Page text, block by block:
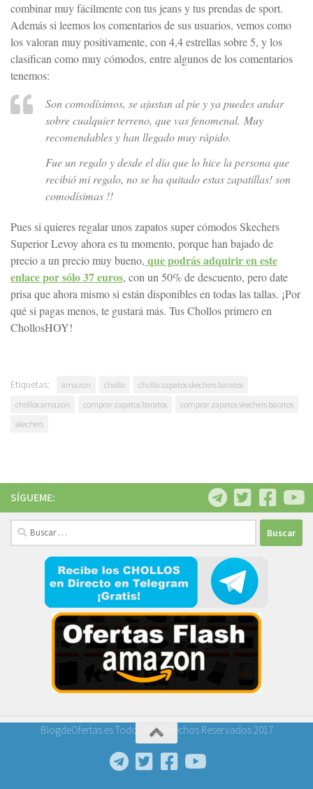
combinar muy fácilmente con tus jeans y tus prendas de sport.
Además si leemos los comentarios de sus usuarios, vemos como
los valoran muy positivamente, con 4,4 estrellas sobre 5, y los
clasifican como muy cómodos, entre algunos de los comentarios
tenemos:
Son comodísimos, se ajustan al pie y ya puedes andar
sobre cualquier terreno, que vas fenomenal. Muy
recomendables y han llegado muy rápido.
Fue un regalo y desde el día que lo hice la persona que
recibió mi regalo, no se ha quitado estas zapatillas! son
comodísimas !!
Pues si quieres regalar unos zapatos super cómodos Skechers
Superior Levoy ahora es tu momento, porque han bajado de
precio a un precio muy bueno, que podrás adquirir en este
enlace por sólo 37 euros, con un 50% de descuento, pero date
prisa que ahora mismo si están disponibles en todas las tallas. ¡Por
qué si pagas menos, te gustará más. Tus Chollos primero en
ChollosHOY!
Etiquetas: amazon chollo
chollo zapatos skechers baratos
chollos amazon
comprar zapatos baratos
comprar zapatos skechers baratos
skechers
SÍGUEME:
Buscar:
BlogdeOfertas.es Todos los Derechos Reservados 2017